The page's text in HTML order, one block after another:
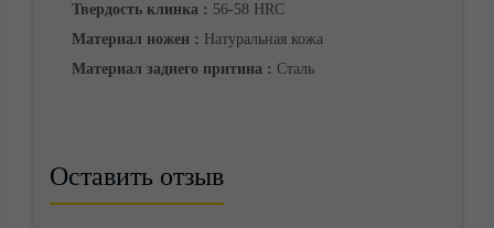
Твердость клинка : 56-58 HRC
Материал ножен : Натуральная кожа
Материал заднего притина : Сталь
Оставить отзыв